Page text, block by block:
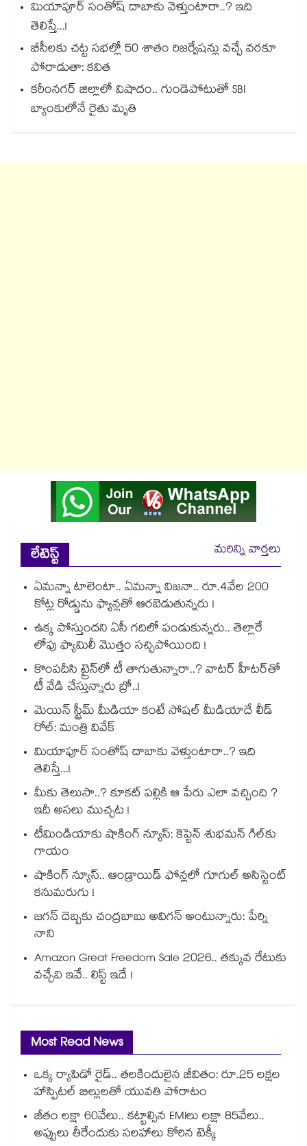
మియాపూర్ సంతోష్ దాబాకు వెళ్తుంటారా..? ఇది
తెలిస్తే...!
బీసీలకు చట్ట సభల్లో 50 శాతం రిజర్వేషన్లు వచ్చే వరకూ
పోరాడుతా: కవిత
కరీంనగర్ జిల్లాలో విషాదం.. గుండెపోటుతో SBI
బ్యాంకులోనే రైతు మృతి
లేటెస్ట్
మరిన్ని వార్తలు
ఏమన్నా టాలెంటా.. ఏమన్నా విజనా.. రూ.4వేల 200
కోట్ల రోడ్డును ఫ్యాన్లతో ఆరబెడుతున్నరు !
ఉక్క పోస్తుందని ఏసీ గదిలో పండుకున్నరు.. తెల్లారే
లోపు ఫ్యామిలీ మొత్తం సచ్చిపోయింది !
కొంపదీసి ట్రైన్⁬లో టీ తాగుతున్నారా..? వాటర్ హీటర్⁭⁭తో
టీ వేడి చేస్తున్నారు బ్రో..!
మెయిన్ స్ట్రీమ్ మీడియా కంటే సోషల్ మీడియాదే లీడ్
రోల్: మంత్రి వివేక్
మియాపూర్ సంతోష్ దాబాకు వెళ్తుంటారా..? ఇది
తెలిస్తే...!
మీకు తెలుసా..? కూకట్ పల్లికి ఆ పేరు ఎలా వచ్చింది ?
ఇదీ అసలు ముచ్చట !
టీమిండియాకు షాకింగ్ న్యూస్: కెప్టెన్ శుభమన్ గిల్‎కు
గాయం
షాకింగ్ న్యూస్.. ఆండ్రాయిడ్ ఫోన్లలో గూగుల్ అసిస్టెంట్
కనుమరుగు !
జగన్ దెబ్బకు చంద్రబాబు అవిగన్ అంటున్నారు: పేర్ని
నాని
Amazon Great Freedom Sale 2026.. తక్కువ రేటుకు
వచ్చేవి ఇవే.. లిస్ట్ ఇదే !
Most Read News
ఒక్క ర్యాపిడో రైడ్.. తలకిందులైన జీవితం: రూ.25 లక్షల
హాస్పిటల్ బిల్లులతో యువతి పోరాటం
జీతం లక్షా 60వేలు.. కట్టాల్సిన EMIలు లక్షా 85వేలు..
అప్పులు తీరేందుకు సలహాలు కోరిన టెక్కీ